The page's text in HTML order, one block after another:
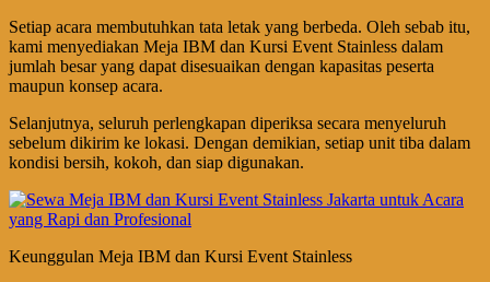
Setiap acara membutuhkan tata letak yang berbeda. Oleh sebab itu,
kami menyediakan Meja IBM dan Kursi Event Stainless dalam
jumlah besar yang dapat disesuaikan dengan kapasitas peserta
maupun konsep acara.
Selanjutnya, seluruh perlengkapan diperiksa secara menyeluruh
sebelum dikirim ke lokasi. Dengan demikian, setiap unit tiba dalam
kondisi bersih, kokoh, dan siap digunakan.
Keunggulan Meja IBM dan Kursi Event Stainless